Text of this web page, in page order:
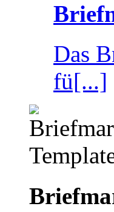
Das
fü[...]